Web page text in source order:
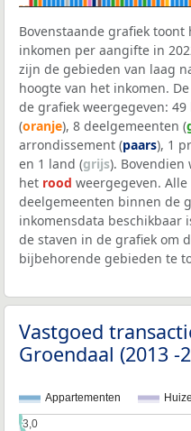
Bovenstaande grafiek
inkomen per aangifte in
zijn de gebieden van laag
hoogte van het inkomen.
de grafiek weergegeven:
(oranje), 8 deelgemeenten (
arrondissement (paars), 1
en 1 land (grijs).
het rood weergegeven.
deelgemeenten binnen de
inkomensdata beschikbaar
de staven in de grafiek om
bijbehorende gebieden te
Vastgoed
Groendaal (2013 -
Appartementen
3,0
3,0